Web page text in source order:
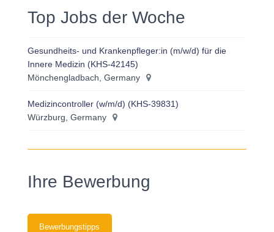
Top Jobs der Woche
Gesundheits- und Krankenpfleger:in (m/w/d) für die
Innere Medizin (KHS-42145)
Mönchengladbach, Germany
Medizincontroller (w/m/d) (KHS-39831)
Würzburg, Germany
Ihre Bewerbung
Bewerbungstipps